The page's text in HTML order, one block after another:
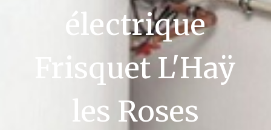
électrique
Frisquet L'Haÿ
les Roses